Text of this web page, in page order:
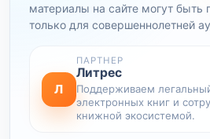
материалы на сайте могут быть
только для совершеннолетней
Л
ПАРТНЕР
Литрес
Поддерживаем
электронных книг и
книжной экосистемой.